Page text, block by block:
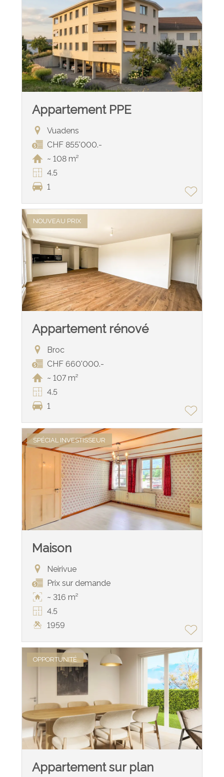
Appartement PPE
Vuadens
CHF 855'000.-
~ 108 m²
4.5
1
NOUVEAU PRIX
Appartement rénové
Broc
CHF 660'000.-
~ 107 m²
4.5
1
SPÉCIAL INVESTISSEUR
Maison
Neirivue
Prix sur demande
~ 316 m²
4.5
1959
OPPORTUNITÉ
Appartement sur plan